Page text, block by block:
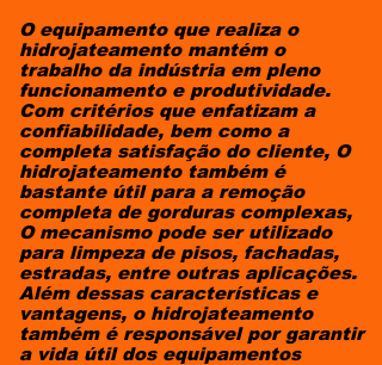
O equipamento que realiza o
hidrojateamento mantém o
trabalho da indústria em pleno
funcionamento e produtividade.
Com critérios que enfatizam a
confiabilidade, bem como a
completa satisfação do cliente, O
hidrojateamento também é
bastante útil para a remoção
completa de gorduras complexas,
O mecanismo pode ser utilizado
para limpeza de pisos, fachadas,
estradas, entre outras aplicações.
Além dessas características e
vantagens, o hidrojateamento
também é responsável por garantir
a vida útil dos equipamentos